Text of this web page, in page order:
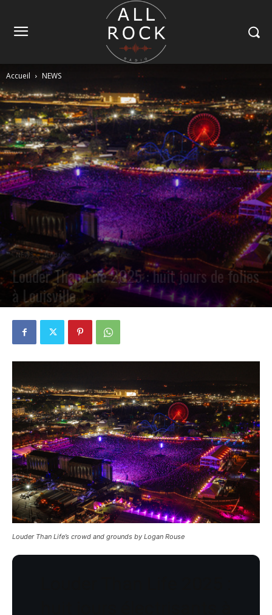
Accueil NEWS
NEWS Tendance
Louder Than Life 2025 : huit jours de folies
à Louisville
Louder Than Life’s crowd and grounds by Logan Rouse